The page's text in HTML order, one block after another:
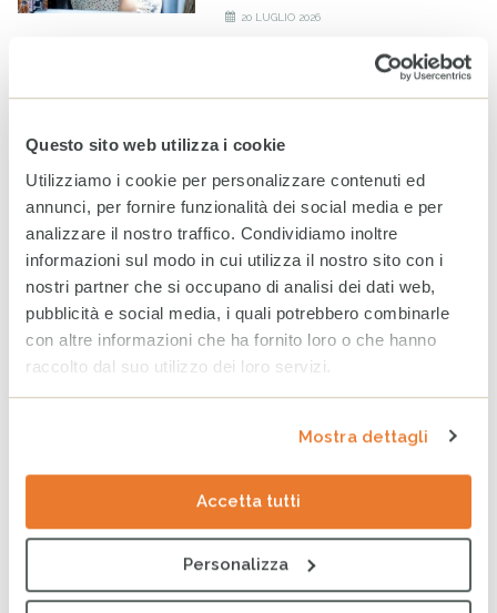
Questo sito web utilizza i cookie
Utilizziamo i cookie per personalizzare contenuti ed
annunci, per fornire funzionalità dei social media e per
analizzare il nostro traffico. Condividiamo inoltre
informazioni sul modo in cui utilizza il nostro sito con i
nostri partner che si occupano di analisi dei dati web,
pubblicità e social media, i quali potrebbero combinarle
con altre informazioni che ha fornito loro o che hanno
raccolto dal suo utilizzo dei loro servizi.
Mostra dettagli
Accetta tutti
Personalizza
20 LUGLIO 2026
A Milano un nuovo spazio
per fare la differenza nella
fragili
Bilancio CESVI 2025. Il bene
fatto per bene.
settima edizione dell’Indice
maltrattamento e la cura
CESVI a COOPERA 2026, la
conferenza dedicata alla
cooperazione allo sviluppo